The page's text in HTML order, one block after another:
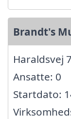
Brandt's
Haraldsvej
Ansatte: 0
Startdato: